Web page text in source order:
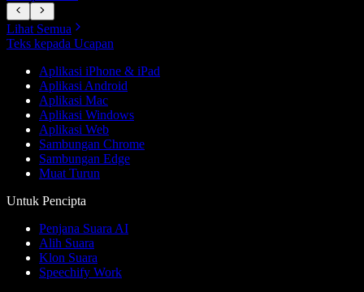
Lihat Semua
Teks kepada Ucapan
Aplikasi iPhone & iPad
Aplikasi Android
Aplikasi Mac
Aplikasi Windows
Aplikasi Web
Sambungan Chrome
Sambungan Edge
Muat Turun
Untuk Pencipta
Penjana Suara AI
Alih Suara
Klon Suara
Speechify Work